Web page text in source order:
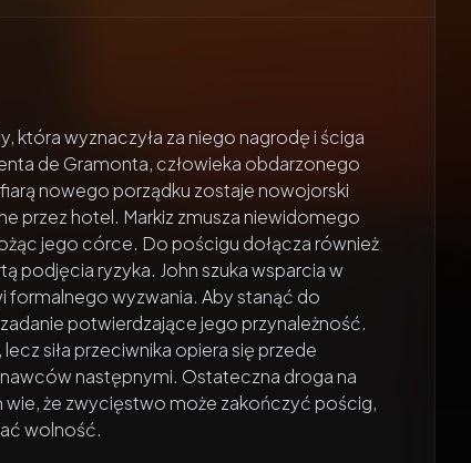
która wyznaczyła za niego nagrodę i ściga
de Gramonta, człowieka obdarzonego
nowego porządku zostaje nowojorski
przez hotel. Markiz zmusza niewidomego
jego córce. Do pościgu dołącza również
podjęcia ryzyka. John szuka wsparcia w
formalnego wyzwania. Aby stanąć do
potwierdzające jego przynależność.
siła przeciwnika opiera się przede
następnymi. Ostateczna droga na
wie, że zwycięstwo może zakończyć pościg,
wolność.